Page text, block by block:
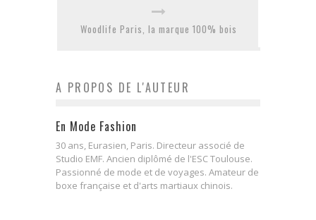
Woodlife Paris, la marque 100% bois
A PROPOS DE L'AUTEUR
En Mode Fashion
30 ans, Eurasien, Paris. Directeur associé de
Studio EMF. Ancien diplômé de l'ESC Toulouse.
Passionné de mode et de voyages. Amateur de
boxe française et d'arts martiaux chinois.